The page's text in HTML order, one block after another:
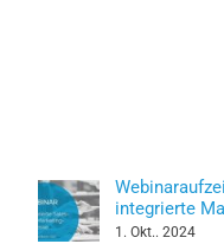
integrierte
1. Okt.. 2024